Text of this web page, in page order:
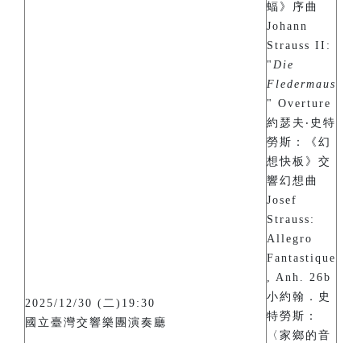
2025/12/30 (二)19:30
國立臺灣交響樂團演奏廳
蝠》序曲
Johann
Strauss II:
" Die
Fledermaus
" Overture
約瑟夫‧史特
勞斯：《幻
想快板》交
響幻想曲
Josef
Strauss:
Allegro
Fantastique
, Anh. 26b
小約翰．史
特勞斯：
〈家鄉的音